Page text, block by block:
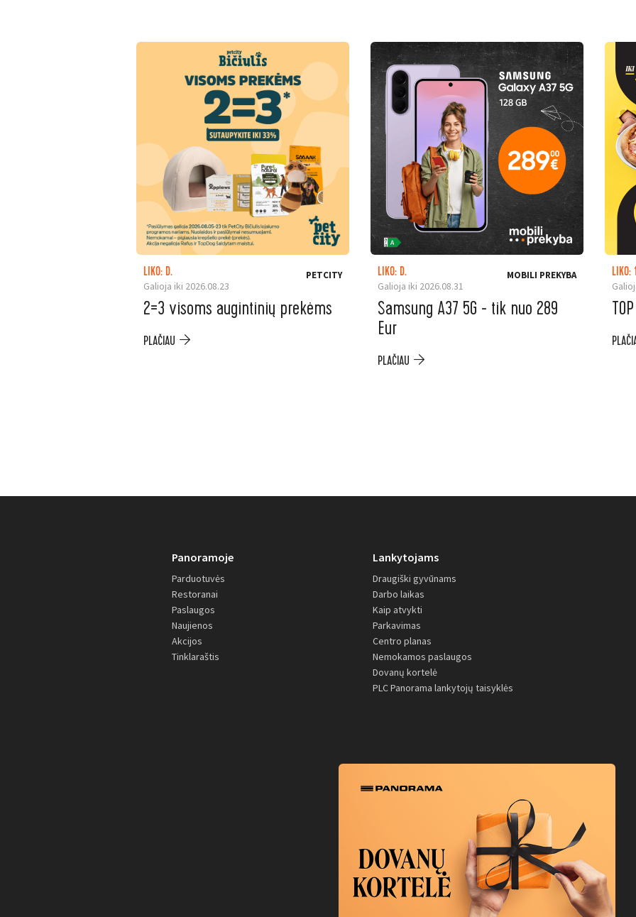
LIKO: D.
Galioja iki 2026.08.23
PETCITY
2=3 visoms augintinių prekėms
PLAČIAU
LIKO: D.
Galioja iki 2026.08.31
MOBILI PREKYBA
Samsung A37 5G - tik nuo 289
Eur
PLAČIAU
LIKO:
Panoramoje
Parduotuvės
Restoranai
Paslaugos
Naujienos
Akcijos
Tinklaraštis
Lankytojams
Draugiški gyvūnams
Darbo laikas
Kaip atvykti
Parkavimas
Centro planas
Nemokamos paslaugos
Dovanų kortelė
PLC Panorama lankytojų taisyklės